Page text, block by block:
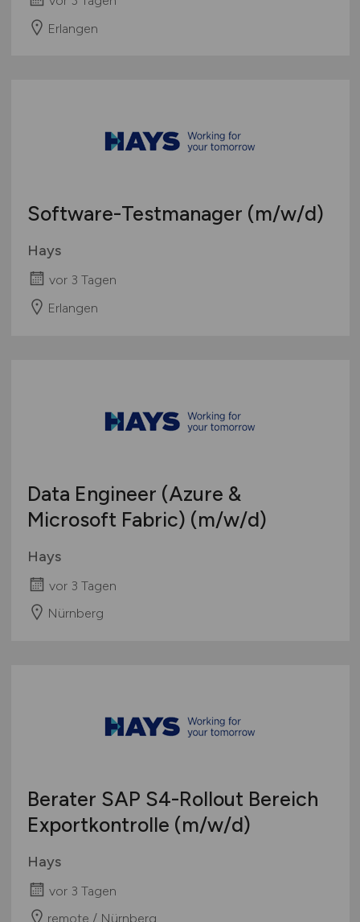
Erlangen
Software-Testmanager (m/w/d)
Hays
vor 3 Tagen
Erlangen
Data Engineer (Azure &
Microsoft Fabric) (m/w/d)
Hays
vor 3 Tagen
Nürnberg
Berater SAP S4-Rollout Bereich
Exportkontrolle (m/w/d)
Hays
vor 3 Tagen
remote / Nürnberg